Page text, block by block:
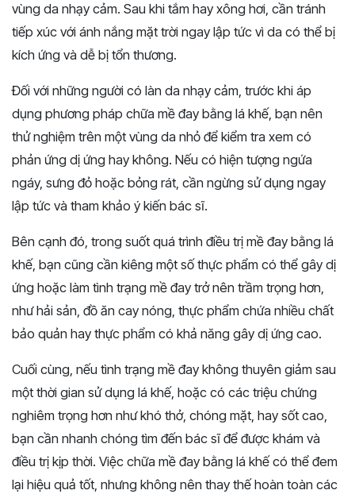
vùng da nhạy cảm. Sau khi tắm hay xông hơi, cần tránh
tiếp xúc với ánh nắng mặt trời ngay lập tức vì da có thể bị
kích ứng và dễ bị tổn thương.
Đối với những người có làn da nhạy cảm, trước khi áp
dụng phương pháp chữa mề đay bằng lá khế, bạn nên
thử nghiệm trên một vùng da nhỏ để kiểm tra xem có
phản ứng dị ứng hay không. Nếu có hiện tượng ngứa
ngáy, sưng đỏ hoặc bỏng rát, cần ngừng sử dụng ngay
lập tức và tham khảo ý kiến bác sĩ.
Bên cạnh đó, trong suốt quá trình điều trị mề đay bằng lá
khế, bạn cũng cần kiêng một số thực phẩm có thể gây dị
ứng hoặc làm tình trạng mề đay trở nên trầm trọng hơn,
như hải sản, đồ ăn cay nóng, thực phẩm chứa nhiều chất
bảo quản hay thực phẩm có khả năng gây dị ứng cao.
Cuối cùng, nếu tình trạng mề đay không thuyên giảm sau
một thời gian sử dụng lá khế, hoặc có các triệu chứng
nghiêm trọng hơn như khó thở, chóng mặt, hay sốt cao,
bạn cần nhanh chóng tìm đến bác sĩ để được khám và
điều trị kịp thời. Việc chữa mề đay bằng lá khế có thể đem
lại hiệu quả tốt, nhưng không nên thay thế hoàn toàn các